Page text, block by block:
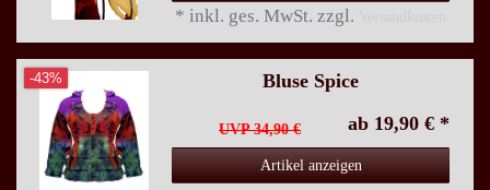
* inkl. ges. MwSt. zzgl.
-43% Bluse Spice
UVP 34,90 € ab 19,90 € *
Artikel anzeigen